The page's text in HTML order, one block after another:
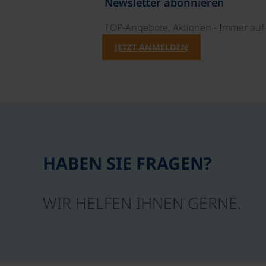
TOP-Angebote, Aktionen - Immer
JETZT ANMELDEN
HABEN SIE FRAGEN?
WIR HELFEN IHNEN GERNE.